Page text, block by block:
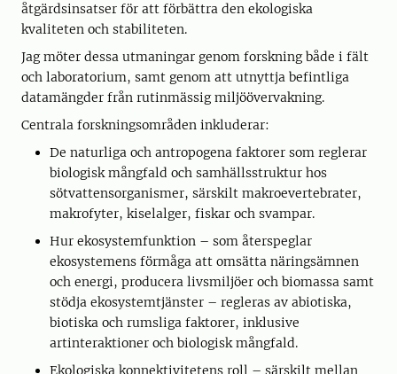
åtgärdsinsatser för att förbättra den ekologiska
kvaliteten och stabiliteten.
Jag möter dessa utmaningar genom forskning både i fält
och laboratorium, samt genom att utnyttja befintliga
datamängder från rutinmässig miljöövervakning.
Centrala forskningsområden inkluderar:
De naturliga och antropogena faktorer som reglerar
biologisk mångfald och samhällsstruktur hos
sötvattensorganismer, särskilt makroevertebrater,
makrofyter, kiselalger, fiskar och svampar.
Hur ekosystemfunktion – som återspeglar
ekosystemens förmåga att omsätta näringsämnen
och energi, producera livsmiljöer och biomassa samt
stödja ekosystemtjänster – regleras av abiotiska,
biotiska och rumsliga faktorer, inklusive
artinteraktioner och biologisk mångfald.
Ekologiska konnektivitetens roll – särskilt mellan